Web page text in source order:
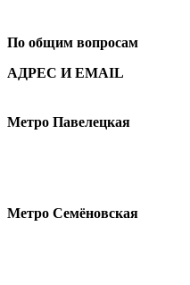
По общим вопросам
АДРЕС И EMAIL
Метро Павелецкая
Метро Семёновская